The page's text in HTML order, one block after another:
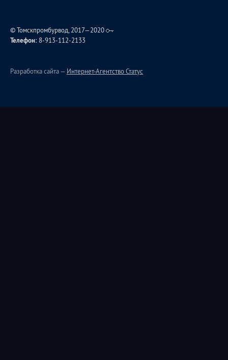
© Томскпромбурвод, 2017—2020
Телефон: 8-913-112-2133
Разработка сайта — Интернет-Агентство Статус